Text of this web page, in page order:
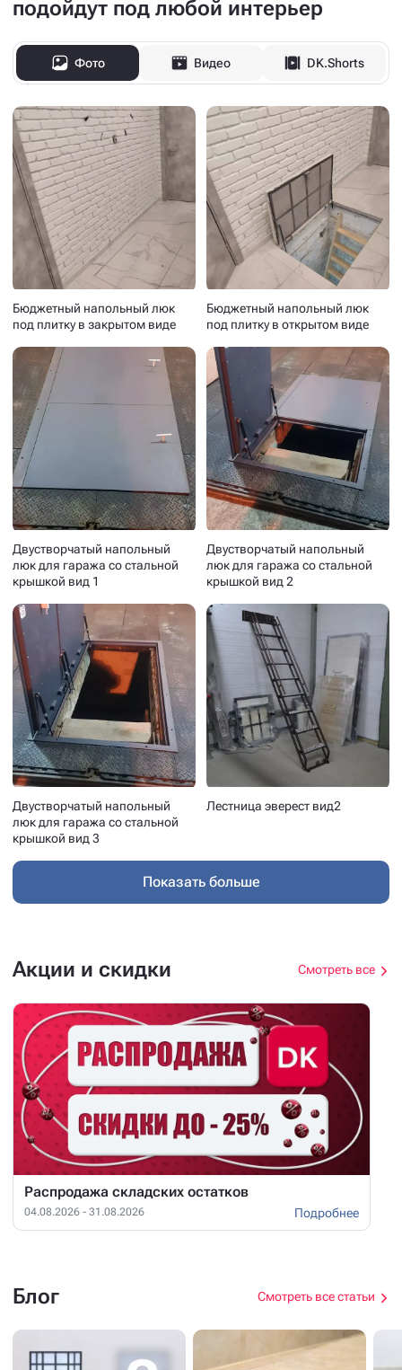
подойдут под любой интерьер
Фото Видео DK.Shorts
Бюджетный напольный люк
под плитку в закрытом виде
Бюджетный напольный люк
под плитку в открытом виде
Двустворчатый напольный
люк для гаража со стальной
крышкой вид 1
Двустворчатый напольный
люк для гаража со стальной
крышкой вид 2
Двустворчатый напольный
люк для гаража со стальной
крышкой вид 3
Лестница эверест вид2
Показать больше
Акции и скидки Смотреть все
Распродажа складских остатков
04.08.2026 - 31.08.2026 Подробнее
Блог Смотреть все статьи